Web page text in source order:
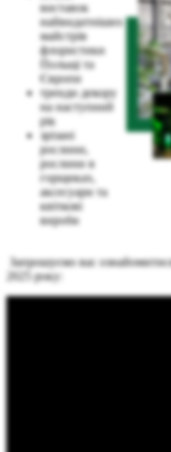
виставок
найвидатніших
майстрів
флористики
Польщі та
Європи
тренди декору
на наступний
рік
зрізані
рослини,
рослини в
горщиках,
аксесуари та
квіткові
вироби
Запрошуємо вас
2025 року: